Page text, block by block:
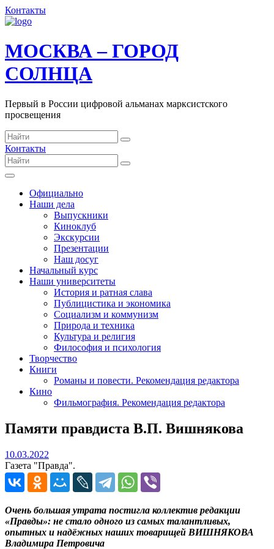
Контакты
МОСКВА – ГОРОД
СОЛНЦА
Первый в России цифровой альманах марксистского
просвещения
Контакты
Официально
Наши дела
Выпускники
Киноклуб
Экскурсии
Презентации
Наш досуг
Начальный курс
Наши университеты
История и ратная слава
Публицистика и экономика
Социализм и коммунизм
Природа и техника
Культура и религия
Философия и психология
Творчество
Книги
Романы и повести. Рекомендация редактора
Кино
Фильмография. Рекомендация редактора
Памяти правдиста В.П. Вишнякова
10.03.2022
Газета "Правда".
Очень большая утрата постигла коллектив редакции
«Правды»: не стало одного из самых талантливых,
опытных и надёжных наших товарищей ВИШНЯКОВА
Владимира Петровича